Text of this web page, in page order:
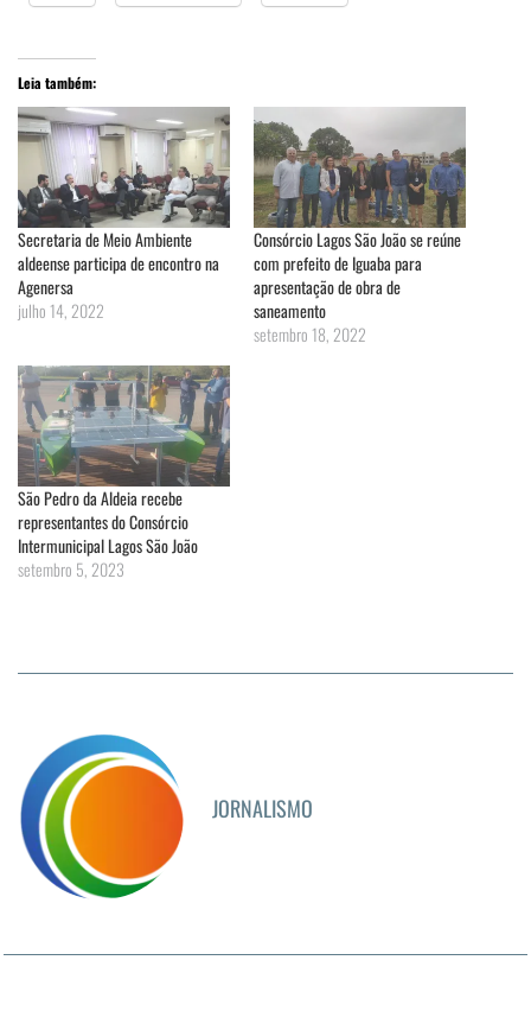
Leia também:
Secretaria de Meio Ambiente
aldeense participa de encontro na
Agenersa
julho 14, 2022
Consórcio Lagos São João se reúne
com prefeito de Iguaba para
apresentação de obra de
saneamento
setembro 18, 2022
São Pedro da Aldeia recebe
representantes do Consórcio
Intermunicipal Lagos São João
setembro 5, 2023
JORNALISMO